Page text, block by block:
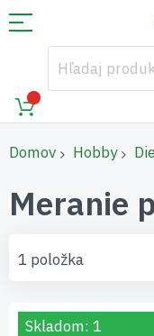
Domov Hobby
Meranie
1 položka
Skladom: 1